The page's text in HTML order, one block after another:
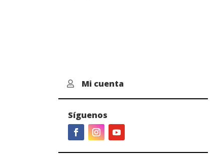
 Mi cuenta
Síguenos